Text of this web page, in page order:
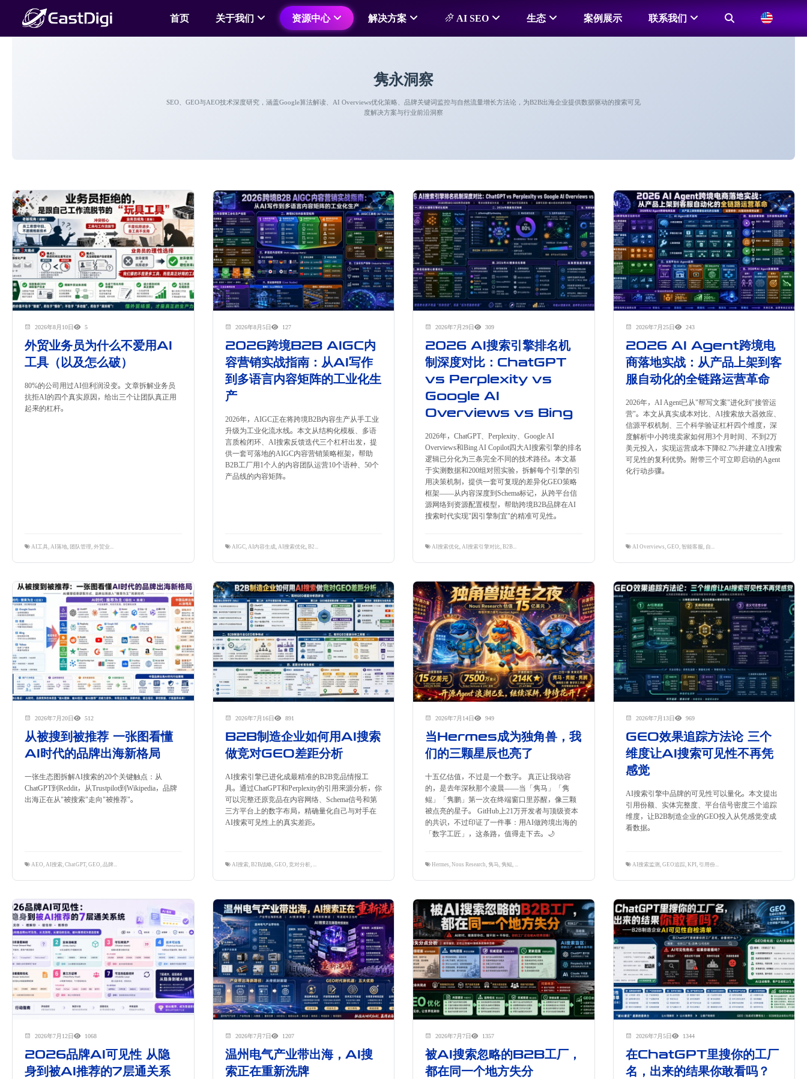
首页 关于我们 资源中心 解决方案 AI SEO 生态 案例展示 联系我们
隽永洞察
SEO、GEO与AEO技术深度研究，涵盖Google算法解读、AI Overviews优化策略、品牌关键词监控与自然流量增长方法论，为B2B出海企业提供数据驱动的搜索可见
度解决方案与行业前沿洞察
2026年8月10日 5
外贸业务员为什么不爱用AI
工具（以及怎么破）
80%的公司用过AI但利润没变。文章拆解业务员
抗拒AI的四个真实原因，给出三个让团队真正用
起来的杠杆。
AI工具 AI落地 团队管理 外贸业务员
2026年8月5日 127
2026跨境B2B AIGC内
容营销实战指南：从AI写作
到多语言内容矩阵的工业化生
产
2026年，AIGC正在将跨境B2B内容生产从手工业
升级为工业化流水线。本文从结构化模板、多语
言质检闭环、AI搜索反馈迭代三个杠杆出发，提
供一套可落地的AIGC内容营销策略框架，帮助
B2B工厂用1个人的内容团队运营10个语种、50个
产品线的内容矩阵。
AIGC, AI内容生成, AI搜索优化 B2B数字营销 工业化内容生产,跨境独立站,隽永东方
2026年7月29日 309
2026 AI搜索引擎排名机
制深度对比：ChatGPT
vs Perplexity vs
Google AI
Overviews vs Bing
2026年，ChatGPT、Perplexity、Google AI
Overviews和Bing AI Copilot四大AI搜索引擎的排名
逻辑已分化为三条完全不同的技术路径。本文基
于实测数据和200组对照实验，拆解每个引擎的引
用决策机制，提供一套可复现的差异化GEO策略
框架——从内容深度到Schema标记，从跨平台信
源网络到资源配置模型，帮助跨境B2B品牌在AI
搜索时代实现"因引擎制宜"的精准可见性。
AI搜索优化 AI搜索引擎对比 B2B数字营销 Google AI Overviews , Perplexity优化, 跨境独立站 ,隽永东方
2026年7月25日 243
2026 AI Agent跨境电
商落地实战：从产品上架到客
服自动化的全链路运营革命
2026年，AI Agent已从"帮写文案"进化到"接管运
营"。本文从真实成本对比、AI搜索放大器效应、
信源平权机制、三个科学验证杠杆四个维度，深
度解析中小跨境卖家如何用3个月时间、不到2万
美元投入，实现运营成本下降82.7%并建立AI搜索
可见性的复利优势。附带三个可立即启动的Agent
化行动步骤。
AI Overviews GEO 智能客服 自动化运营
2026年7月20日 512
从被搜到被推荐 一张图看懂
AI时代的品牌出海新格局
一张生态图拆解AI搜索的20个关键触点：从
ChatGPT到Reddit，从Trustpilot到Wikipedia，品牌
出海正在从"被搜索"走向"被推荐"。
AEO AI搜索 ChatGPT , GEO 品牌出海
2026年7月16日 891
B2B制造企业如何用AI搜索
做竞对GEO差距分析
AI搜索引擎已进化成最精准的B2B竞品情报工
具。通过ChatGPT和Perplexity的引用来源分析，你
可以完整还原竞品在内容网络、Schema信号和第
三方平台上的数字布局，精确量化自己与对手在
AI搜索可见性上的真实差距。
AI搜索, B2B战略 GEO 竞对分析,
2026年7月14日 949
当Hermes成为独角兽，我
们的三颗星辰也亮了
十五亿估值，不过是一个数字。 真正让我动容
的，是去年深秋那个凌晨——当「隽马」「隽
鲲」「隽鹏」第一次在终端窗口里苏醒，像三颗
被点亮的星子。 GitHub上21万开发者与顶级资本
的共识，不过印证了一件事：用AI做跨境出海的
「数字工匠」，这条路，值得走下去。🌙
Hermes Nous Research 隽马 隽鲲
2026年7月13日 969
GEO效果追踪方法论 三个
维度让AI搜索可见性不再凭
感觉
AI搜索引擎中品牌的可见性可以量化。本文提出
引用份额、实体完整度、平台信号密度三个追踪
维度，让B2B制造企业的GEO投入从凭感觉变成
看数据。
AI搜索监测 GEO追踪, KPI 引用份额
2026年7月12日 1068
2026品牌AI可见性 从隐
身到被AI推荐的7层通关系
2026年7月7日 1207
温州电气产业带出海，AI搜
索正在重新洗牌
2026年7月7日 1357
被AI搜索忽略的B2B工厂，
都在同一个地方失分
2026年7月5日 1344
在ChatGPT里搜你的工厂
名，出来的结果你敢看吗？